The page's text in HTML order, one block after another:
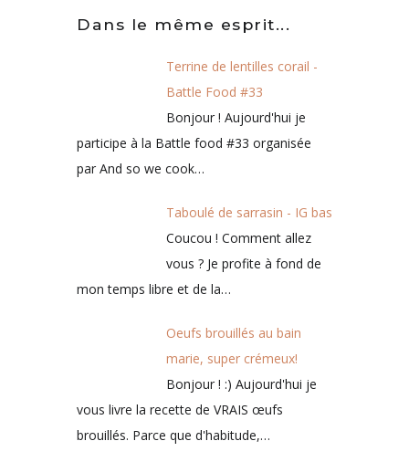
Dans le même esprit...
Terrine de lentilles corail -
Battle Food #33
Bonjour ! Aujourd'hui je
participe à la Battle food
#33 organisée par And so
Taboulé de sarrasin - IG bas
Coucou ! Comment allez
vous ? Je profite à fond de
Oeufs brouillés au bain
marie, super crémeux!
Bonjour ! :) Aujourd'hui je
vous livre la recette de